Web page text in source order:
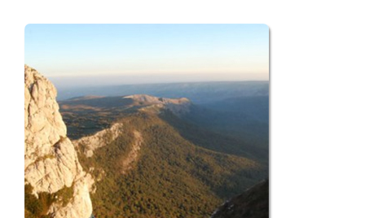
Резет
отзывы
Расписание
Заявка